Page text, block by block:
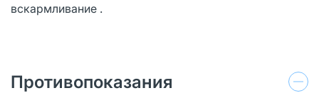
вскармливание .
Противопоказания